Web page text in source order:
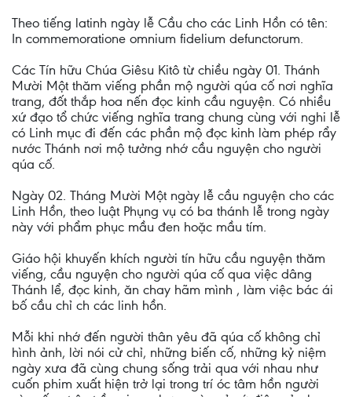
Theo tiếng latinh ngày lễ Cầu cho các Linh Hồn có tên:
In commemoratione omnium fidelium defunctorum.
Các Tín hữu Chúa Giêsu Kitô từ chiều ngày 01. Thánh
Mười Một thăm viếng phần mộ người qúa cố nơi nghĩa
trang, đốt thắp hoa nến đọc kinh cầu nguyện. Có nhiều
xứ đạo tổ chức viếng nghĩa trang chung cùng với nghi lễ
có Linh mục đi đến các phần mộ đọc kinh làm phép rẩy
nước Thánh nơi mộ tưởng nhớ cầu nguyện cho người
qúa cố.
Ngày 02. Tháng Mười Một ngày lễ cầu nguyện cho các
Linh Hồn, theo luật Phụng vụ có ba thánh lễ trong ngày
này với phẩm phục mầu đen hoặc mầu tím.
Giáo hội khuyến khích người tín hữu cầu nguyện thăm
viếng, cầu nguyện cho người qúa cố qua việc dâng
Thánh lể, đọc kinh, ăn chay hãm mình , làm việc bác ái
bố cầu chỉ ch các linh hồn.
Mỗi khi nhớ đến người thân yêu đã qúa cố không chỉ
hình ảnh, lời nói cử chỉ, những biến cố, những kỷ niệm
ngày xưa đã cùng chung sống trải qua với nhau như
cuốn phim xuất hiện trở lại trong trí óc tâm hồn người